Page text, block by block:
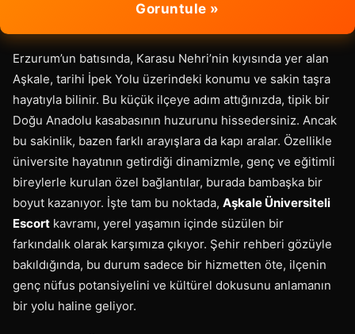
Goruntule »
Erzurum’un batısında, Karasu Nehri’nin kıyısında yer alan
Aşkale, tarihi İpek Yolu üzerindeki konumu ve sakin taşra
hayatıyla bilinir. Bu küçük ilçeye adım attığınızda, tipik bir
Doğu Anadolu kasabasının huzurunu hissedersiniz. Ancak
bu sakinlik, bazen farklı arayışlara da kapı aralar. Özellikle
üniversite hayatının getirdiği dinamizmle, genç ve eğitimli
bireylerle kurulan özel bağlantılar, burada bambaşka bir
boyut kazanıyor. İşte tam bu noktada, Aşkale Üniversiteli
Escort kavramı, yerel yaşamın içinde süzülen bir
farkındalık olarak karşımıza çıkıyor. Şehir rehberi gözüyle
bakıldığında, bu durum sadece bir hizmetten öte, ilçenin
genç nüfus potansiyelini ve kültürel dokusunu anlamanın
bir yolu haline geliyor.